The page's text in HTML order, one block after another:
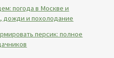
погода в Москве и
дожди и похолодание
персик: полное